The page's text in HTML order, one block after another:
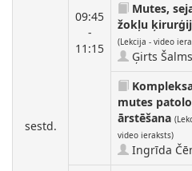
sestd.
09:45
-
11:15
Mutes,
žokļu
(Lekcija - video
Ģirts Šalms
mutes
ārstēšana
video ieraksts)
Ingrīda